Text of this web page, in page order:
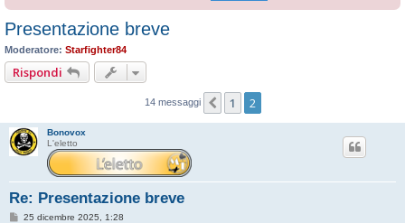
Presentazione breve
Moderatore: Starfighter84
Rispondi
14 messaggi Precedente
1 2
Bonovox
L'eletto
Re: Presentazione breve
M25 dicembre 2025, 1:28